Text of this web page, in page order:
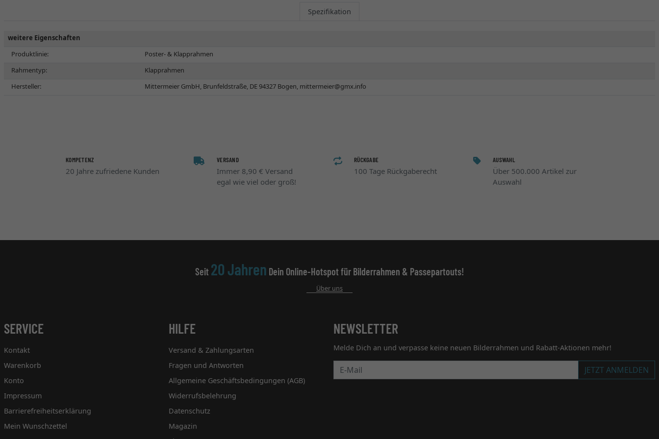
Spezifikation
weitere Eigenschaften
Produktlinie:
Poster- & Klapprahmen
Rahmentyp:
Klapprahmen
Hersteller:
Mittermeier GmbH, Brunfeldstraße, DE 94327 Bogen, mittermeier@gmx.info
KOMPETENZ
20 Jahre zufriedene Kunden
VERSAND
Immer 8,90 € Versand
egal wie viel oder groß!
RÜCKGABE
100 Tage Rückgaberecht
AUSWAHL
Über 500.000 Artikel zur
Auswahl
Seit 20 Jahren Dein Online-Hotspot für Bilderrahmen & Passepartouts!
Über uns
SERVICE
Kontakt
Warenkorb
Konto
Impressum
Barrierefreiheitserklärung
Mein Wunschzettel
HILFE
Versand & Zahlungsarten
Fragen und Antworten
Allgemeine Geschäftsbedingungen (AGB)
Widerrufsbelehrung
Datenschutz
Magazin
NEWSLETTER
Melde Dich an und verpasse keine neuen Bilderrahmen und Rabatt-Aktionen mehr!
Newsletter
JETZT ANMELDEN